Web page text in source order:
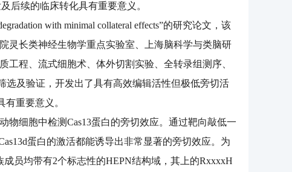
后续的临床转化具有重要意义。
with minimal collateral effects”的研究论文，该
灵长类神经生物学重点实验室、上海脑科学与类脑研
程、流式细胞术、体外切割实验、全转录组测序、
选及验证，开发出了具有高效编辑活性但极低旁切活
重要意义。
物细胞中检测Cas13蛋白的旁切效应。通过靶向敲低一
蛋白的激活都能诱导出非常显著的旁切效应。为
员均带有2个标志性的HEPN结构域，其上的RxxxxH